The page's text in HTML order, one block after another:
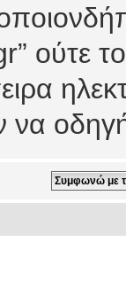
ούτε
να